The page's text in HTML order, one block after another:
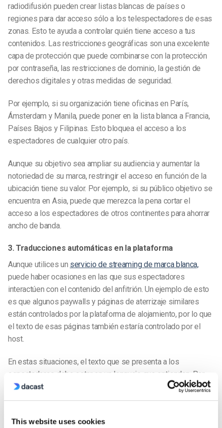
This website uses cookies
radiodifusión pueden crear listas blancas de países o
regiones para dar acceso sólo a los telespectadores de esas
zonas. Esto te ayuda a controlar quién tiene acceso a tus
contenidos. Las restricciones geográficas son una excelente
capa de protección que puede combinarse con la protección
por contraseña, las restricciones de dominio, la gestión de
derechos digitales y otras medidas de seguridad.
Por ejemplo, si su organización tiene oficinas en París,
Ámsterdam y Manila, puede poner en la lista blanca a Francia,
Países Bajos y Filipinas. Esto bloquea el acceso a los
espectadores de cualquier otro país.
Aunque su objetivo sea ampliar su audiencia y aumentar la
notoriedad de su marca, restringir el acceso en función de la
ubicación tiene su valor. Por ejemplo, si su público objetivo se
encuentra en Asia, puede que merezca la pena cortar el
acceso a los espectadores de otros continentes para ahorrar
ancho de banda.
3. Traducciones automáticas en la plataforma
Aunque utilices un servicio de streaming de marca blanca,
puede haber ocasiones en las que sus espectadores
interactúen con el contenido del anfitrión. Un ejemplo de esto
es que algunos paywalls y páginas de aterrizaje similares
están controlados por la plataforma de alojamiento, por lo que
el texto de esas páginas también estaría controlado por el
host.
En estas situaciones, el texto que se presenta a los
espectadores debe estar en un lenguaje que entiendan. Por
ejemplo, si transmite para un público hispanohablante y su
software de vídeo en línea está en inglés, es importante
traduzca automáticamente para adaptarse a su audiencia.